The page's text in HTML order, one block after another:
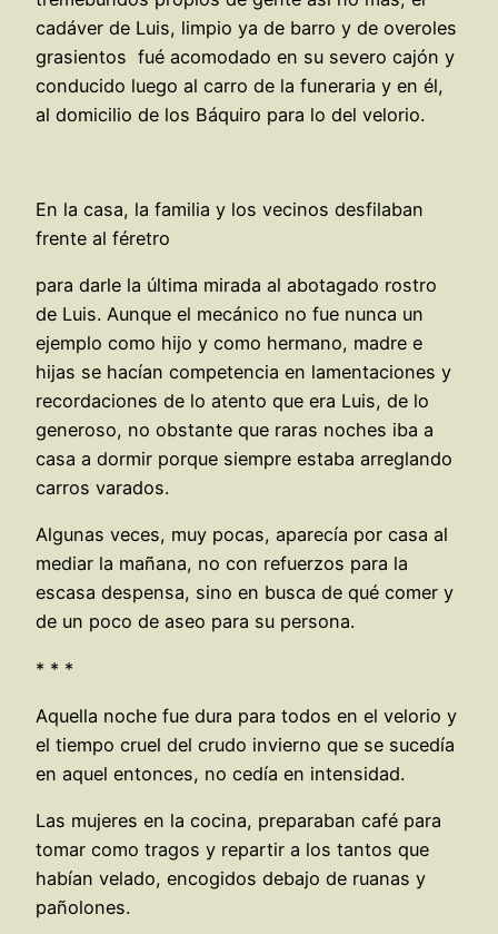
cadáver de Luis, limpio ya de barro y de overoles
grasientos fué acomodado en su severo cajón y
conducido luego al carro de la funeraria y en él,
al domicilio de los Báquiro para lo del velorio.
En la casa, la familia y los vecinos desfilaban
frente al féretro
para darle la última mirada al abotagado rostro
de Luis. Aunque el mecánico no fue nunca un
ejemplo como hijo y como hermano, madre e
hijas se hacían competencia en lamentaciones y
recordaciones de lo atento que era Luis, de lo
generoso, no obstante que raras noches iba a
casa a dormir porque siempre estaba arreglando
carros varados.
Algunas veces, muy pocas, aparecía por casa al
mediar la mañana, no con refuerzos para la
escasa despensa, sino en busca de qué comer y
de un poco de aseo para su persona.
* * *
Aquella noche fue dura para todos en el velorio y
el tiempo cruel del crudo invierno que se sucedía
en aquel entonces, no cedía en intensidad.
Las mujeres en la cocina, preparaban café para
tomar como tragos y repartir a los tantos que
habían velado, encogidos debajo de ruanas y
pañolones.